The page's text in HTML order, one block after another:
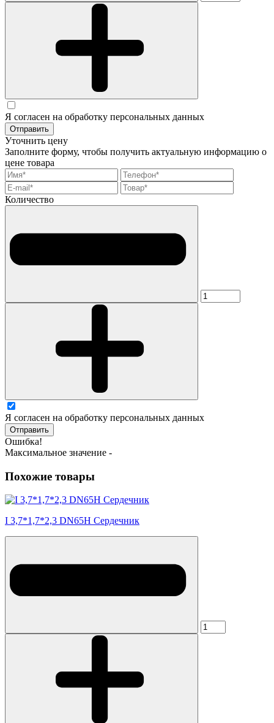
Я согласен на обработку персональных данных
Отправить
Уточнить цену
Заполните форму, чтобы получить актуальную информацию о
цене товара
Количество
Я согласен на обработку персональных данных
Отправить
Ошибка!
Максимальное значение -
Похожие товары
I 3,7*1,7*2,3 DN65H Сердечник